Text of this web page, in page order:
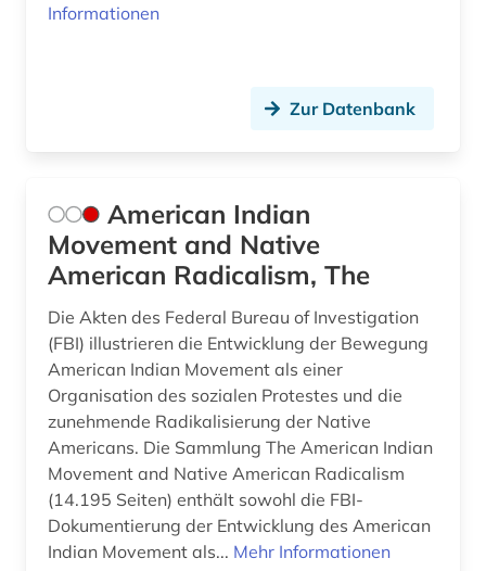
handel (3)
haus (1)
hebräisch (1)
heiligenverehrung (1)
heiliger (2)
hethitisch (1)
hexe (1)
hexenglaube (1)
hexenprozess (1)
hexenverfolgung (1)
Informationen
Zur Datenbank
American Indian
Movement and Native
American Radicalism, The
Die Akten des Federal Bureau of Investigation
(FBI) illustrieren die Entwicklung der Bewegung
American Indian Movement als einer
Organisation des sozialen Protestes und die
zunehmende Radikalisierung der Native
Americans. Die Sammlung The American Indian
Movement and Native American Radicalism
(14.195 Seiten) enthält sowohl die FBI-
Dokumentierung der Entwicklung des American
Indian Movement als... Mehr Informationen